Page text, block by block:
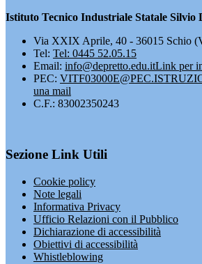
Istituto Tecnico Industriale Statale Silvio
Via XXIX Aprile, 40 - 36015 Schio
Tel: Tel: 0445 52.05.15
Email: info@depretto.edu.itLink per
PEC:
una mail
C.F.: 83002350243
Sezione Link Utili
Cookie policy
Note legali
Informativa Privacy
Ufficio Relazioni con il Pubblico
Dichiarazione di accessibilità
Obiettivi di accessibilità
Whistleblowing